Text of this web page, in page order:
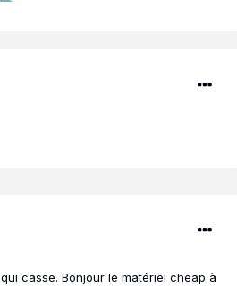
casse. Bonjour le matériel cheap à